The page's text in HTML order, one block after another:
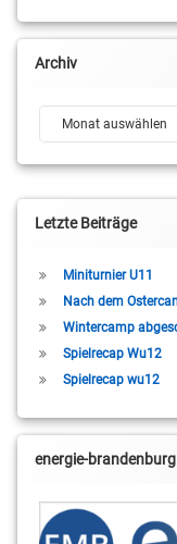
Archiv
Archiv
Letzte Beiträge
Miniturnier U11
Nach dem
Wintercamp
Spielrecap Wu12
Spielrecap wu12
energie-brandenburg